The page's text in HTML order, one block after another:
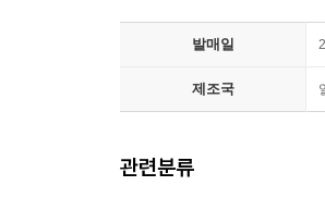
발매일
제조국
관련분류